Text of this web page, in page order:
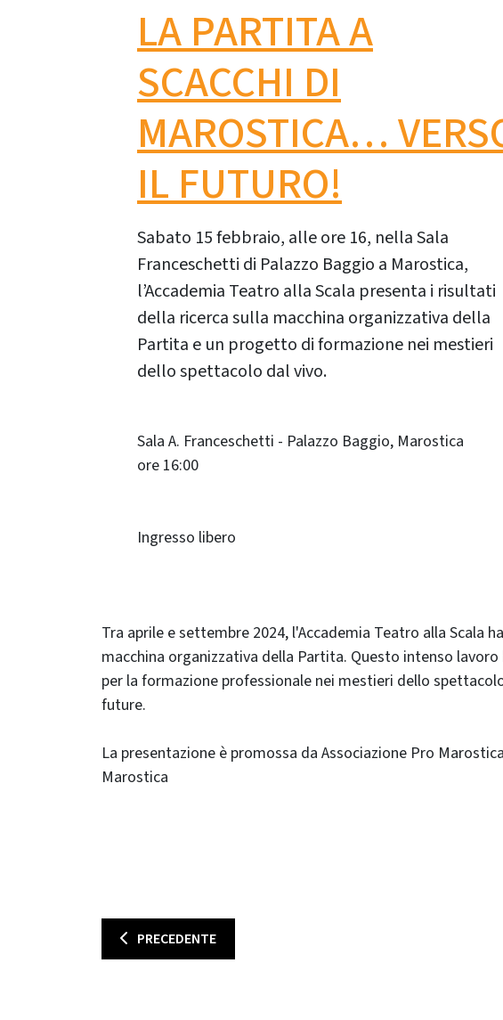
LA PARTITA A
SCACCHI DI
MAROSTICA…
IL FUTURO!
Sabato 15 febbraio, alle ore 16, nella Sala
Franceschetti di Palazzo Baggio a Marostica,
l’Accademia Teatro alla Scala presenta i risultati
della ricerca sulla macchina organizzativa della
Partita e un progetto di formazione nei mestieri
dello spettacolo dal vivo.
Sala A. Franceschetti - Palazzo Baggio, Marostica
ore 16:00
Ingresso libero
Tra aprile e settembre 2024, l'Accademia Teatro alla Scala
macchina organizzativa della Partita. Questo intenso
per la formazione professionale nei mestieri dello
future.
La presentazione è promossa da Associazione Pro
Marostica
PRECEDENTE